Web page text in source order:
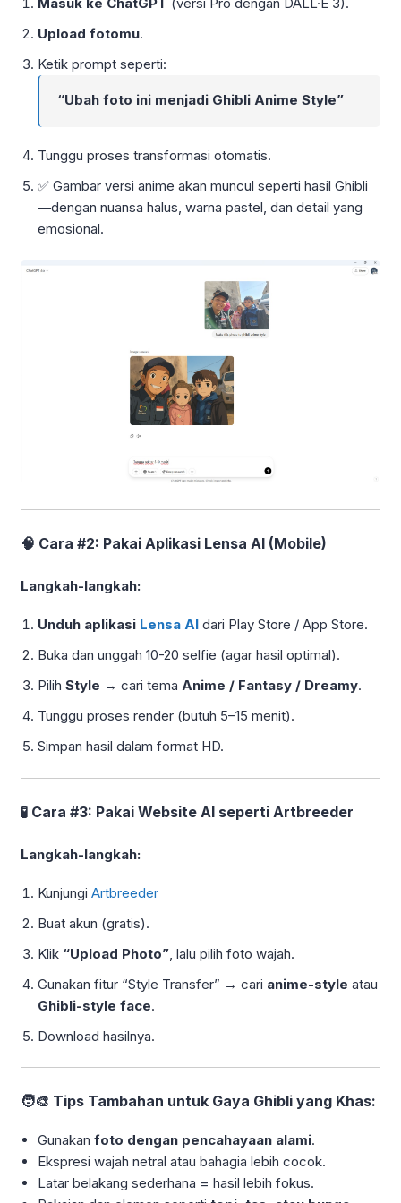
Masuk ke ChatGPT
(versi Pro dengan DALL·E 3).
Upload fotomu.
Ketik prompt seperti:
“Ubah foto ini menjadi Ghibli Anime Style”
Tunggu proses transformasi otomatis.
✅ Gambar versi anime akan muncul seperti hasil Ghibli
—dengan nuansa halus, warna pastel, dan detail yang
emosional.
🧠 Cara #2: Pakai Aplikasi Lensa AI (Mobile)
Langkah-langkah:
Unduh aplikasi Lensa AI dari Play Store / App Store.
Buka dan unggah 10-20 selfie (agar hasil optimal).
PilihStyle → cari temaAnime / Fantasy / Dreamy.
Tunggu proses render (butuh 5–15 menit).
Simpan hasil dalam format HD.
🧪 Cara #3: Pakai Website AI seperti Artbreeder
Langkah-langkah:
KunjungiArtbreeder
Buat akun (gratis).
Klik “Upload Photo”, lalu pilih foto wajah.
Gunakan fitur “Style Transfer” → cari anime-style atau
Ghibli-style face.
Download hasilnya.
🧑‍🎨 Tips Tambahan untuk Gaya Ghibli yang Khas:
Gunakanfoto dengan pencahayaan alami.
Ekspresi wajah netral atau bahagia lebih cocok.
Latar belakang sederhana = hasil lebih fokus.